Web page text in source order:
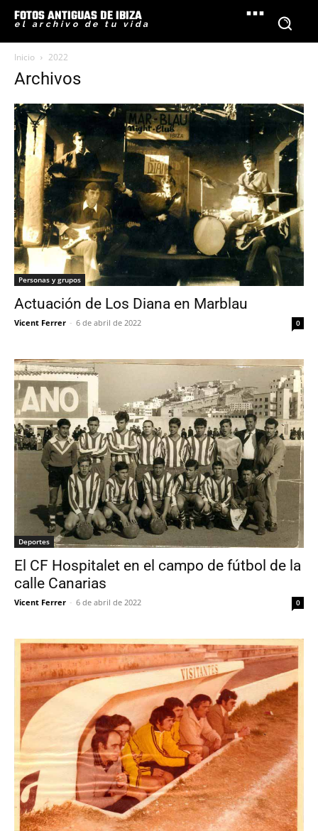
FOTOS ANTIGUAS DE IBIZA
el archivo de tu vida
Inicio 2022
Archivos
Personas y grupos
Actuación de Los Diana en Marblau
Vicent Ferrer - 6 de abril de 2022 0
Deportes
El CF Hospitalet en el campo de fútbol de la
calle Canarias
Vicent Ferrer - 6 de abril de 2022 0